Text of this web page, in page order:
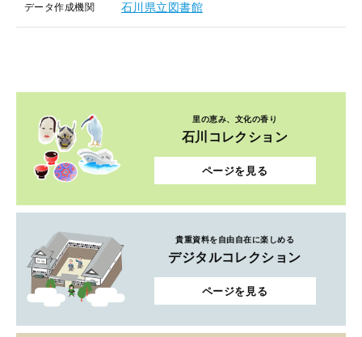
データ作成機関 石川県立図書館
里の恵み、文化の香り
石川コレクション
ページを見る
貴重資料を自由自在に楽しめる
デジタルコレクション
ページを見る